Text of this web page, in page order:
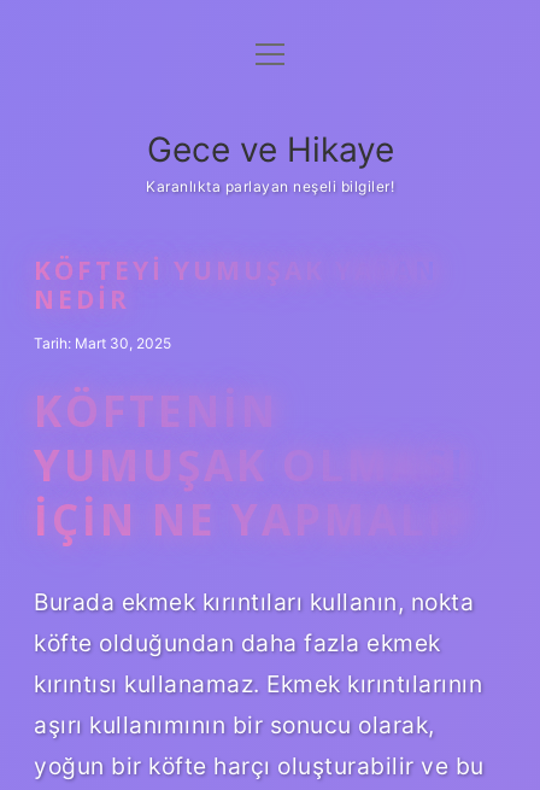
Anasayfa
Yasal Uyarı
menüyü
Gece ve Hikaye
Karanlıkta parlayan neşeli bilgiler!
KÖFTEYI YUMUŞAK YAPAN
NEDIR
Tarih: Mart 30, 2025
KÖFTENIN
YUMUŞAK OLMASI
IÇIN NE YAPMALI?
Burada ekmek kırıntıları kullanın, nokta
köfte olduğundan daha fazla ekmek
kırıntısı kullanamaz. Ekmek kırıntılarının
aşırı kullanımının bir sonucu olarak,
yoğun bir köfte harçı oluşturabilir ve bu